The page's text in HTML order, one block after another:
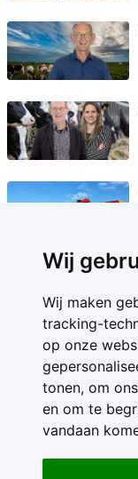
Wij
Wij maken
tracking-
op onze
tonen, om
en om te
vandaan